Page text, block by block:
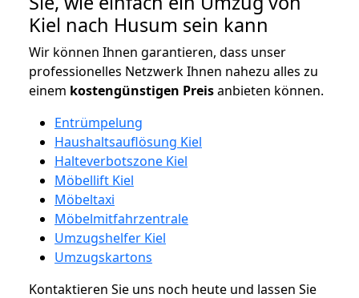
Kiel nach Husum sein kann
Wir können Ihnen garantieren, dass unser
professionelles Netzwerk Ihnen nahezu alles zu
einem kostengünstigen Preisanbieten können.
Entrümpelung
Haushaltsauflösung Kiel
Halteverbotszone Kiel
Möbellift Kiel
Möbeltaxi
Möbelmitfahrzentrale
Umzugshelfer Kiel
Umzugskartons
Kontaktieren Sie uns noch heute und lassen Sie